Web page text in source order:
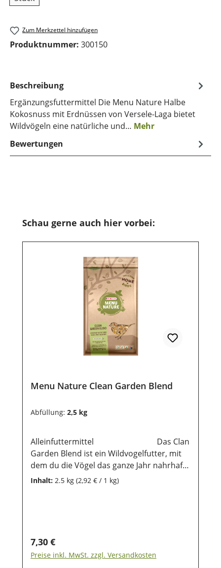
Zum Merkzettel hinzufügen
Produktnummer: 300150
Beschreibung
Ergänzungsfuttermittel Die Menu Nature Halbe
Kokosnuss mit Erdnüssen von Versele-Laga bietet
Wildvögeln eine natürliche und… Mehr
Bewertungen
Produktgalerie überspringen
Schau gerne auch hier vorbei:
Menu Nature Clean Garden Blend
Abfüllung: 2,5 kg
Alleinfuttermittel Das Clan
Garden Blend ist ein Wildvogelfutter, mit
dem du die Vögel das ganze Jahr nahrhaft
und artgerecht versorgen kannst. Es ist
Terrasse. Es wird dir ein Vergnügen
bereiten, die Vögel in deinem Garten zu
beobachten.Damit du dir keine schädliche
Inhalt: 2.5 kg (2,92 € / 1 kg)
Regulärer Preis:
7,30 €
Preise inkl. MwSt. zzgl. Versandkosten